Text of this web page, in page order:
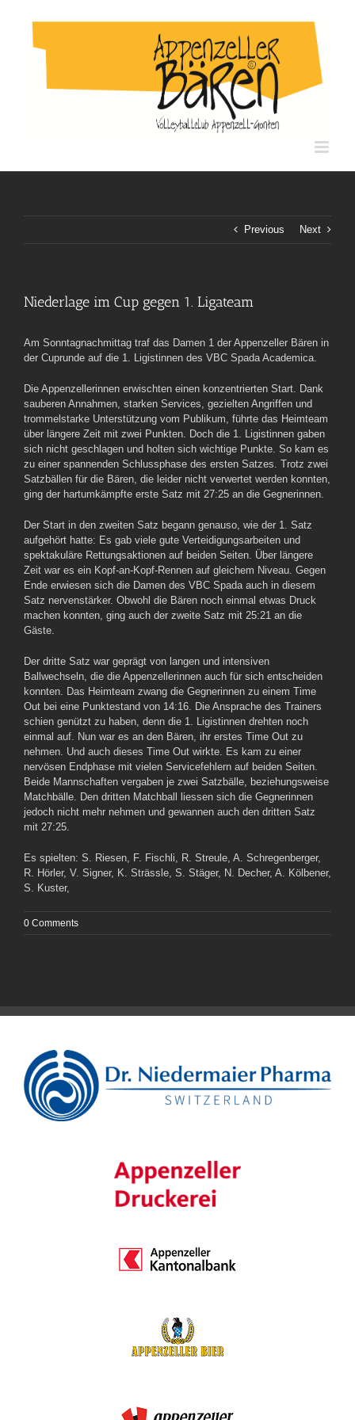
content
Previous Next
Niederlage im Cup gegen 1. Ligateam
Am Sonntagnachmittag traf das Damen 1 der Appenzeller Bären in
der Cuprunde auf die 1. Ligistinnen des VBC Spada Academica.
Die Appenzellerinnen erwischten einen konzentrierten Start. Dank
sauberen Annahmen, starken Services, gezielten Angriffen und
trommelstarke Unterstützung vom Publikum, führte das Heimteam
über längere Zeit mit zwei Punkten. Doch die 1. Ligistinnen gaben
sich nicht geschlagen und holten sich wichtige Punkte. So kam es
zu einer spannenden Schlussphase des ersten Satzes. Trotz zwei
Satzbällen für die Bären, die leider nicht verwertet werden konnten,
ging der hartumkämpfte erste Satz mit 27:25 an die Gegnerinnen.
Der Start in den zweiten Satz begann genauso, wie der 1. Satz
aufgehört hatte: Es gab viele gute Verteidigungsarbeiten und
spektakuläre Rettungsaktionen auf beiden Seiten. Über längere
Zeit war es ein Kopf-an-Kopf-Rennen auf gleichem Niveau. Gegen
Ende erwiesen sich die Damen des VBC Spada auch in diesem
Satz nervenstärker. Obwohl die Bären noch einmal etwas Druck
machen konnten, ging auch der zweite Satz mit 25:21 an die
Gäste.
Der dritte Satz war geprägt von langen und intensiven
Ballwechseln, die die Appenzellerinnen auch für sich entscheiden
konnten. Das Heimteam zwang die Gegnerinnen zu einem Time
Out bei eine Punktestand von 14:16. Die Ansprache des Trainers
schien genützt zu haben, denn die 1. Ligistinnen drehten noch
einmal auf. Nun war es an den Bären, ihr erstes Time Out zu
nehmen. Und auch dieses Time Out wirkte. Es kam zu einer
nervösen Endphase mit vielen Servicefehlern auf beiden Seiten.
Beide Mannschaften vergaben je zwei Satzbälle, beziehungsweise
Matchbälle. Den dritten Matchball liessen sich die Gegnerinnen
jedoch nicht mehr nehmen und gewannen auch den dritten Satz
mit 27:25.
Es spielten: S. Riesen, F. Fischli, R. Streule, A. Schregenberger,
R. Hörler, V. Signer, K. Strässle, S. Stäger, N. Decher, A. Kölbener,
S. Kuster,
0 Comments